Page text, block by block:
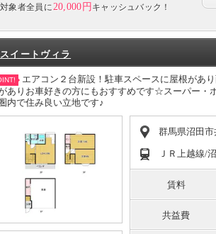
対象者全員に 20,000円 キャッシュバック！
スイートヴィラ
エアコン２台新設！駐車スペースに屋根があ
ありお車好きの方にもおすすめです☆スーパー・
内で住み良い立地です♪
群馬県沼田
ＪＲ上越線/
賃料
共益費